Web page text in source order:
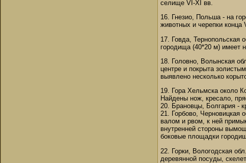
селище VI-XI вв.
16. Гнезио, Польша - на
животных и черепки
17. Говда, Тернопольская
городища (40*20 м) имеет
18. Головно, Волынская
центре и покрыта
выявлено несколько
19. Гора Хельмска около
Найдены нож, кресало,
20. Брановцы, Болгария -
21. Горбово, Черновицкая
валом и рвом, к ней
внутренней стороны
боковые площадки
22. Горки, Вологодская
деревянной посуды,